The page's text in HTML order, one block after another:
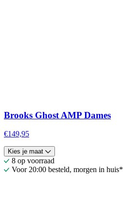
Brooks Ghost AMP Dames
€149,95
Kies je maat
8 op voorraad
Voor 20:00 besteld, morgen in huis*